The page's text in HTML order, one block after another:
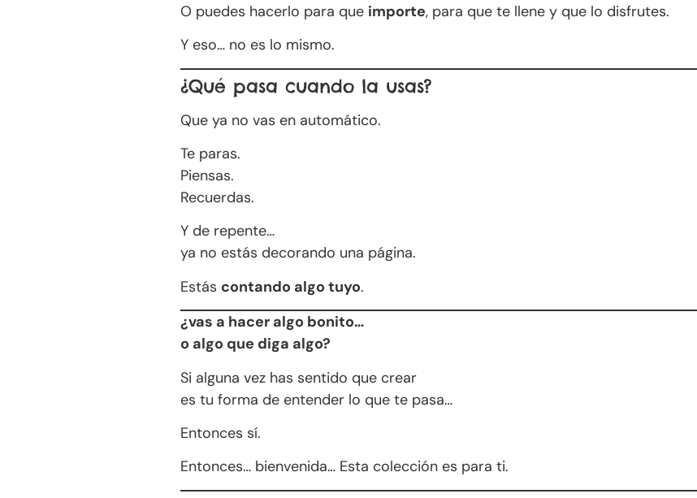
O puedes hacerlo para que importe, para que te llene y que lo disfrutes.
Y eso… no es lo mismo.
¿Qué pasa cuando la usas?
Que ya no vas en automático.
Te paras.
Piensas.
Recuerdas.
Y de repente…
ya no estás decorando una página.
Estás contando algo tuyo.
¿vas a hacer algo bonito…
o algo que diga algo?
Si alguna vez has sentido que crear
es tu forma de entender lo que te pasa…
Entonces sí.
Entonces… bienvenida… Esta colección es para ti.